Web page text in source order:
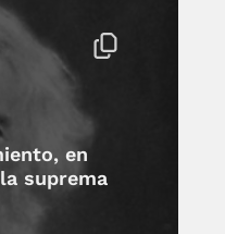
en
suprema